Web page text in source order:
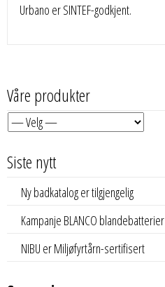
Urbano er SINTEF-godkjent.
Våre produkter
Siste nytt
Ny badkatalog er tilgjengelig
Kampanje BLANCO blandebatterier
NIBU er Miljøfyrtårn-sertifisert